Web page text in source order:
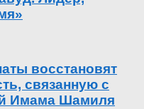
восстановят
связанную с
Имама Шамиля